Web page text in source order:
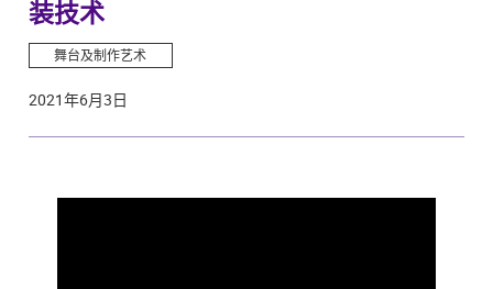
装技术
舞台及制作艺术
2021年6月3日